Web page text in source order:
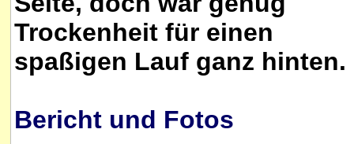
Trockenheit für einen
spaßigen Lauf ganz hinten.
Bericht und Fotos